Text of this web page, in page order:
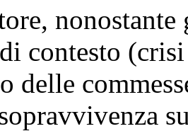
contesto
delle